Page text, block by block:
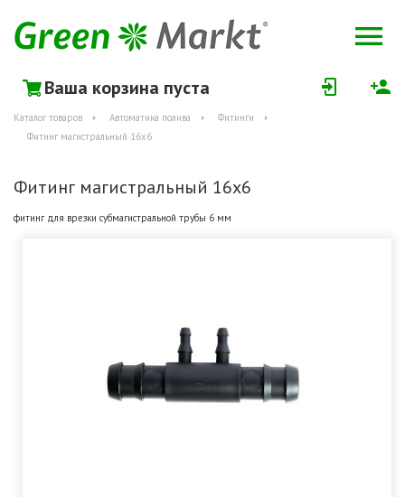
Ваша корзина пуста
Каталог товаров Автоматика полива
Фитинги
Фитинг магистральный 16х6
Фитинг магистральный 16х6
фитинг для врезки субмагистральной трубы 6 мм